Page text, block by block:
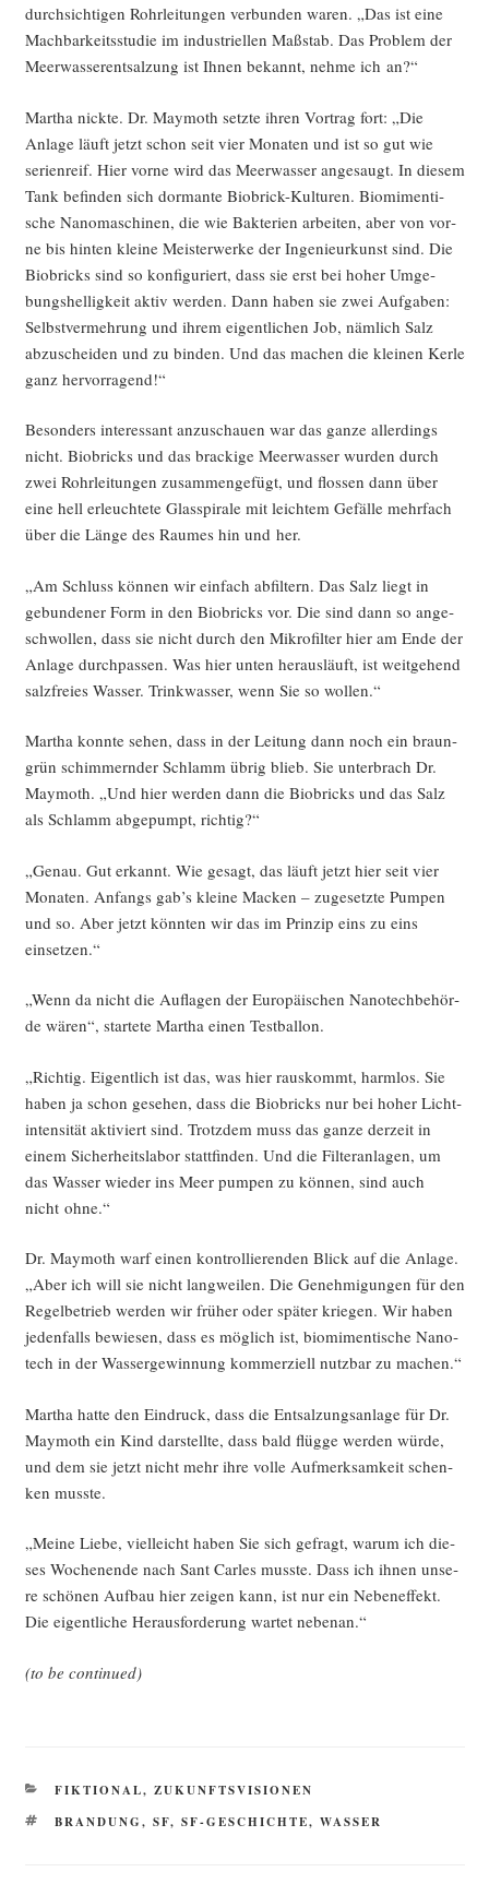
durch­sich­ti­gen Rohr­lei­tun­gen ver­bun­den waren. „Das ist eine
Mach­bar­keits­stu­die im indus­tri­el­len Maß­stab. Das Pro­blem der
Meer­was­ser­ent­sal­zung ist Ihnen bekannt, neh­me ich an?“
Mar­tha nick­te. Dr. May­mo­th setz­te ihren Vor­trag fort: „Die
Anla­ge läuft jetzt schon seit vier Mona­ten und ist so gut wie
seri­en­reif. Hier vor­ne wird das Meer­was­ser ange­saugt. In die­sem
Tank befin­den sich dor­man­te Bio­brick-Kul­tu­ren. Bio­mi­men­ti­
sche Nano­ma­schi­nen, die wie Bak­te­ri­en arbei­ten, aber von vor­
ne bis hin­ten klei­ne Meis­ter­wer­ke der Inge­nieur­kunst sind. Die
Bio­bricks sind so kon­fi­gu­riert, dass sie erst bei hoher Umge­
bungs­hel­lig­keit aktiv wer­den. Dann haben sie zwei Auf­ga­ben:
Selbst­ver­meh­rung und ihrem eigent­li­chen Job, näm­lich Salz
abzu­schei­den und zu bin­den. Und das machen die klei­nen Ker­le
ganz hervorragend!“
Beson­ders inter­es­sant anzu­schau­en war das gan­ze aller­dings
nicht. Bio­bricks und das bra­cki­ge Meer­was­ser wur­den durch
zwei Rohr­lei­tun­gen zusam­men­ge­fügt, und flos­sen dann über
eine hell erleuch­te­te Glas­spi­ra­le mit leich­tem Gefäl­le mehr­fach
über die Län­ge des Rau­mes hin und her.
„Am Schluss kön­nen wir ein­fach abfil­tern. Das Salz liegt in
gebun­de­ner Form in den Bio­bricks vor. Die sind dann so ange­
schwol­len, dass sie nicht durch den Mikro­fil­ter hier am Ende der
Anla­ge durch­pas­sen. Was hier unten her­aus­läuft, ist weit­ge­hend
salz­frei­es Was­ser. Trink­was­ser, wenn Sie so wollen.“
Mar­tha konn­te sehen, dass in der Lei­tung dann noch ein braun-
grün schim­mern­der Schlamm übrig blieb. Sie unter­brach Dr.
May­mo­th. „Und hier wer­den dann die Bio­bricks und das Salz
als Schlamm abge­pumpt, richtig?“
„Genau. Gut erkannt. Wie gesagt, das läuft jetzt hier seit vier
Mona­ten. Anfangs gab’s klei­ne Macken – zuge­setz­te Pum­pen
und so. Aber jetzt könn­ten wir das im Prin­zip eins zu eins
einsetzen.“
„Wenn da nicht die Auf­la­gen der Euro­päi­schen Nano­tech­be­hör­
de wären“, star­te­te Mar­tha einen Testballon.
„Rich­tig. Eigent­lich ist das, was hier raus­kommt, harm­los. Sie
haben ja schon gese­hen, dass die Bio­bricks nur bei hoher Licht­
in­ten­si­tät akti­viert sind. Trotz­dem muss das gan­ze der­zeit in
einem Sicher­heits­la­bor statt­fin­den. Und die Fil­ter­an­la­gen, um
das Was­ser wie­der ins Meer pum­pen zu kön­nen, sind auch
nicht ohne.“
Dr. May­mo­th warf einen kon­trol­lie­ren­den Blick auf die Anla­ge.
„Aber ich will sie nicht lang­wei­len. Die Geneh­mi­gun­gen für den
Regel­be­trieb wer­den wir frü­her oder spä­ter krie­gen. Wir haben
jeden­falls bewie­sen, dass es mög­lich ist, bio­mi­men­ti­sche Nano­
tech in der Was­ser­ge­win­nung kom­mer­zi­ell nutz­bar zu machen.“
Mar­tha hat­te den Ein­druck, dass die Ent­sal­zungs­an­la­ge für Dr.
May­mo­th ein Kind dar­stell­te, dass bald flüg­ge wer­den wür­de,
und dem sie jetzt nicht mehr ihre vol­le Auf­merk­sam­keit schen­
ken musste.
„Mei­ne Lie­be, viel­leicht haben Sie sich gefragt, war­um ich die­
ses Wochen­en­de nach Sant Carles muss­te. Dass ich ihnen unse­
re schö­nen Auf­bau hier zei­gen kann, ist nur ein Neben­ef­fekt.
Die eigent­li­che Her­aus­for­de­rung war­tet nebenan.“
(to be continued)
KATEGORIEN
FIKTIONAL, ZUKUNFTSVISIONEN
SCHLAGWÖRTER
BRANDUNG, SF, SF-GESCHICHTE, WASSER